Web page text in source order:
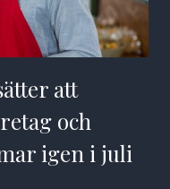
att
och
igen i juli